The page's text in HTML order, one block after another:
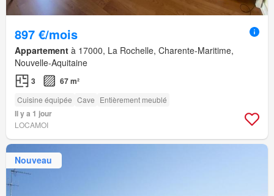
897 €/mois
Appartement à 17000, La Rochelle, Charente-Maritime,
Nouvelle-Aquitaine
3 67 m²
Cuisine équipée Cave Entièrement meublé
Il y a 1 jour
LOCAMOI
Nouveau